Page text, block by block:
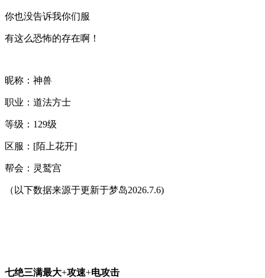
你也没告诉我你们服
有这么恐怖的存在啊！
昵称：神兽
职业：道法方士
等级：129级
区服：[陌上花开]
帮会：灵鹫宫
（以下数据来源于更新于梦岛2026.7.6)
七绝三满最大+攻速+电攻击